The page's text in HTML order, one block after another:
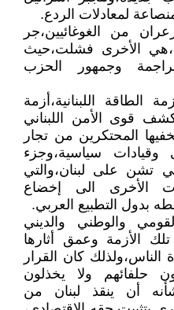
لمعادلات الردع.
من الغوغائيين،جر
الأخرى فشلت،حيث
وجمهور الحزب
الطاقة اللبنانية،أزمة
قوى الأمن اللبناني
المحتكرين من تجار
وقيادات سياسية،وجزء
تشن على لبنان،والتي
الأخرى الى إخضاع
بدول التطبيع العربي.
والوطني والديني
الأزمة وعمق أثارها
كان القرار
حلفائهم ولا يخذلون
أن ينقذ لبنان من